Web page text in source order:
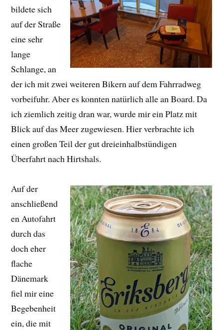
bildete sich
auf der Straße
eine sehr
lange
Schlange, an
der ich mit zwei weiteren Bikern auf dem Fahrradweg
vorbeifuhr. Aber es konnten natürlich alle an Board. Da
ich ziemlich zeitig dran war, wurde mir ein Platz mit
Blick auf das Meer zugewiesen. Hier verbrachte ich
einen großen Teil der gut dreieinhalbstündigen
Überfahrt nach Hirtshals.
Auf der
anschließend
en Autofahrt
durch das
doch eher
flache
Dänemark
fiel mir eine
Begebenheit
ein, die mit